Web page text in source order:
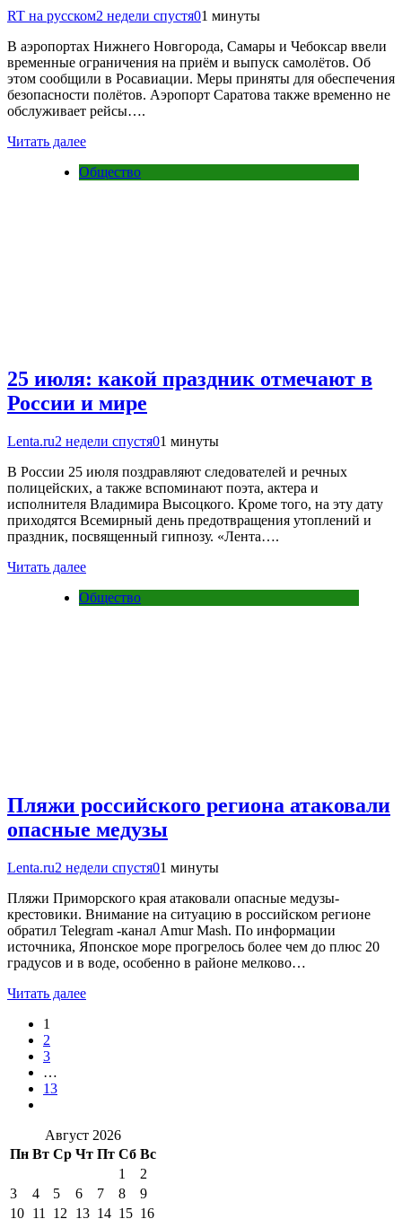
RT на русском2 недели спустя01 минуты
В аэропортах Нижнего Новгорода, Самары и Чебоксар ввели
временные ограничения на приём и выпуск самолётов. Об
этом сообщили в Росавиации. Меры приняты для обеспечения
безопасности полётов. Аэропорт Саратова также временно не
обслуживает рейсы….
Читать далее
Общество
25 июля: какой праздник отмечают в
России и мире
Lenta.ru2 недели спустя01 минуты
В России 25 июля поздравляют следователей и речных
полицейских, а также вспоминают поэта, актера и
исполнителя Владимира Высоцкого. Кроме того, на эту дату
приходятся Всемирный день предотвращения утоплений и
праздник, посвященный гипнозу. «Лента….
Читать далее
Общество
Пляжи российского региона атаковали
опасные медузы
Lenta.ru2 недели спустя01 минуты
Пляжи Приморского края атаковали опасные медузы-
крестовики. Внимание на ситуацию в российском регионе
обратил Telegram -канал Amur Mash. По информации
источника, Японское море прогрелось более чем до плюс 20
градусов и в воде, особенно в районе мелково…
Читать далее
1
2
3
…
13
Август 2026
Пн Вт Ср Чт Пт Сб Вс
1
2
3
4 5 6 7 8
9
10 11 12 13 14 15 16